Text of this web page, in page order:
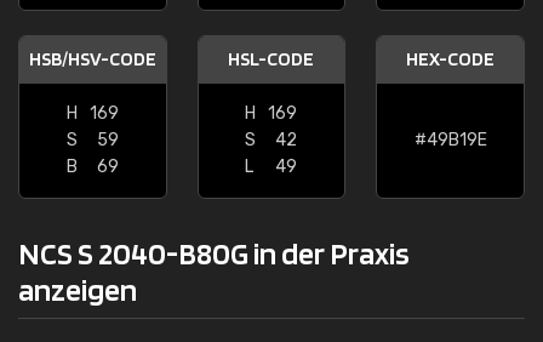
HSB/HSV-CODE
H
169
S
59
B
69
HSL-CODE
H
169
S
42
L
49
HEX-CODE
#49B19E
NCS S 2040-B80G in der Praxis
anzeigen